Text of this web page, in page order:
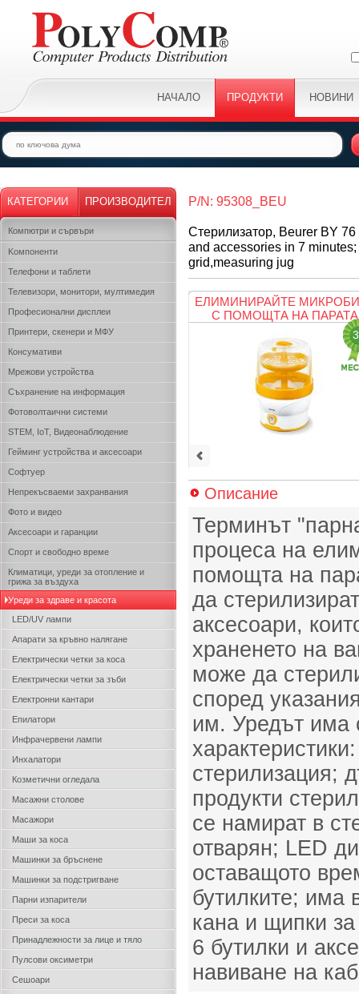
НАЧАЛО ПРОДУКТИ НОВИНИ
КАТЕГОРИИ ПРОИЗВОДИТЕЛ
Компютри и сървъри
Kомпоненти
Телефони и таблети
Телевизори, монитори, мултимедия
Професионални дисплеи
Принтери, скенери и МФУ
Консумативи
Мрежови устройства
Съхранение на информация
Фотоволтаични системи
STEM, IoT, Видеонаблюдение
Гейминг устройства и аксесоари
Софтуер
Непрекъсваеми захранвания
Фото и видео
Аксесоари и гаранции
Спорт и свободно време
Климатици, уреди за отопление и
грижа за въздуха
Уреди за здраве и красота
LED/UV лампи
Апарати за кръвно налягане
Електрически четки за коса
Електрически четки за зъби
Електронни кантари
Епилатори
Инфрачервени лампи
Инхалатори
Козметични огледала
Масажни столове
Масажори
Маши за коса
Машинки за бръснене
Машинки за подстригване
Парни изпарители
Преси за коса
Принадлежности за лице и тяло
Пулсови оксиметри
Сешоари
P/N: 95308_BEU
Стерилизатор, Beurer BY
and accessories in 7
grid,measuring jug
ЕЛИМИНИРАЙТЕ
С ПОМОЩТА НА ПАРАТА
Описание
Терминът
процеса на
помощта на
да
аксесоари,
храненето на
може да
според
им. Уредът има
стерилизация;
продукти
се намират в
отварян; LED
оставащото
бутилките; има
кана и щипки
6 бутилки и
навиване на